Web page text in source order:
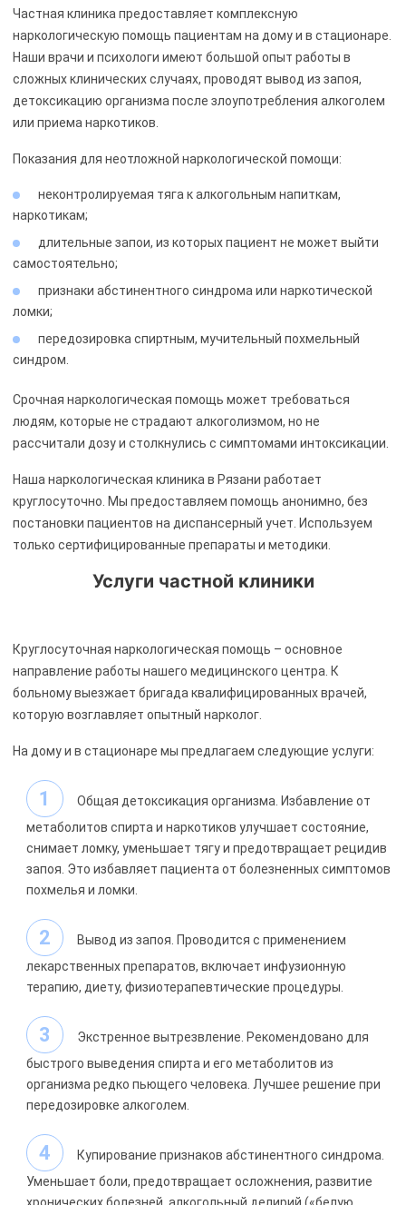
Частная клиника предоставляет комплексную
наркологическую помощь пациентам на дому и в стационаре.
Наши врачи и психологи имеют большой опыт работы в
сложных клинических случаях, проводят вывод из запоя,
детоксикацию организма после злоупотребления алкоголем
или приема наркотиков.
Показания для неотложной наркологической помощи:
неконтролируемая тяга к алкогольным напиткам,
наркотикам;
длительные запои, из которых пациент не может выйти
самостоятельно;
признаки абстинентного синдрома или наркотической
ломки;
передозировка спиртным, мучительный похмельный
синдром.
Срочная наркологическая помощь может требоваться
людям, которые не страдают алкоголизмом, но не
рассчитали дозу и столкнулись с симптомами интоксикации.
Наша наркологическая клиника в Рязани работает
круглосуточно. Мы предоставляем помощь анонимно, без
постановки пациентов на диспансерный учет. Используем
только сертифицированные препараты и методики.
Услуги частной клиники
Круглосуточная наркологическая помощь – основное
направление работы нашего медицинского центра. К
больному выезжает бригада квалифицированных врачей,
которую возглавляет опытный нарколог.
На дому и в стационаре мы предлагаем следующие услуги:
Общая детоксикация организма. Избавление от
метаболитов спирта и наркотиков улучшает состояние,
снимает ломку, уменьшает тягу и предотвращает рецидив
запоя. Это избавляет пациента от болезненных симптомов
похмелья и ломки.
Вывод из запоя. Проводится с применением
лекарственных препаратов, включает инфузионную
терапию, диету, физиотерапевтические процедуры.
Экстренное вытрезвление. Рекомендовано для
быстрого выведения спирта и его метаболитов из
организма редко пьющего человека. Лучшее решение при
передозировке алкоголем.
Купирование признаков абстинентного синдрома.
Уменьшает боли, предотвращает осложнения, развитие